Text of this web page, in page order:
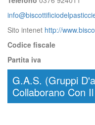
Sito intenet http://
Codice fiscale
Partita iva
G.A.S. (Gruppi
Collaborano Con